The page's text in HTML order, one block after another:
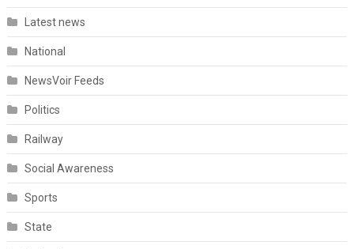
Latest news
National
NewsVoir Feeds
Politics
Railway
Social Awareness
Sports
State